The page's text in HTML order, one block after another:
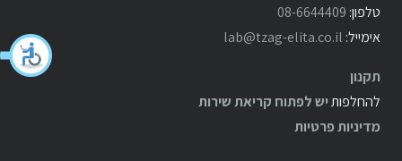
טלפון: 08-6644409
אימייל: lab@tzag-elita.co.il
תקנון
להחלפותיש לפתוח קריאת שירות
מדיניות פרטיות